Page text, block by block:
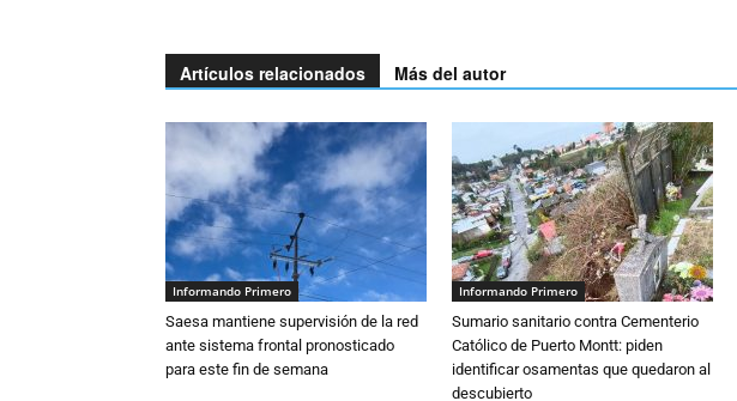
Artículos relacionados Más del autor
Informando Primero
Saesa mantiene supervisión de la red
ante sistema frontal pronosticado
para este fin de semana
Informando Primero
Sumario sanitario contra Cementerio
Católico de Puerto Montt: piden
identificar osamentas que quedaron al
descubierto